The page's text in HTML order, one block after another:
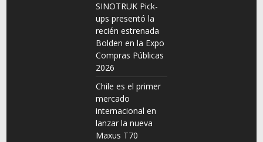
SINOTRUK Pick-
ups presentó la
recién estrenada
Bolden en la Expo
Compras Públicas
2026
Chile es el primer
mercado
internacional en
lanzar la nueva
Maxus T70